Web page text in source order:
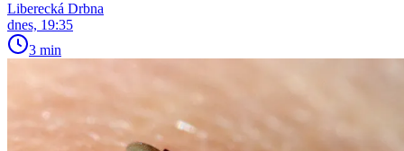
Liberecká Drbna
dnes, 19:35
3 min